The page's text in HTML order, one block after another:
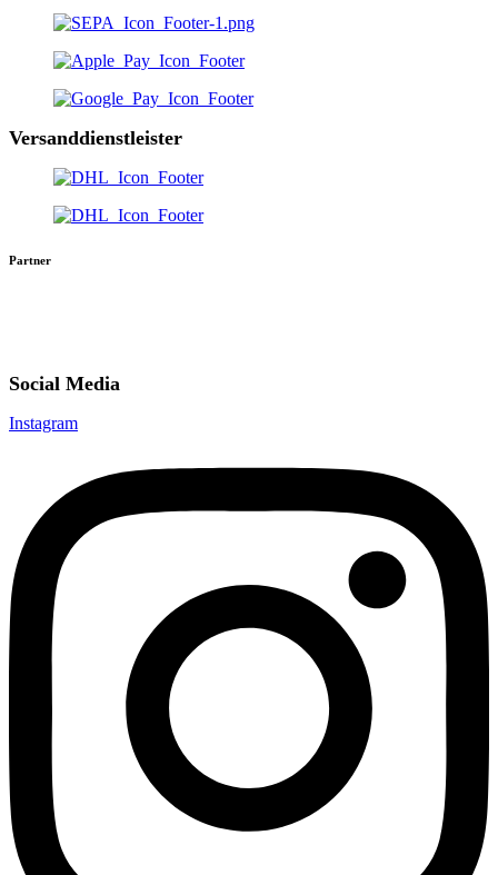
Versanddienstleister
Partner
Social Media
Instagram